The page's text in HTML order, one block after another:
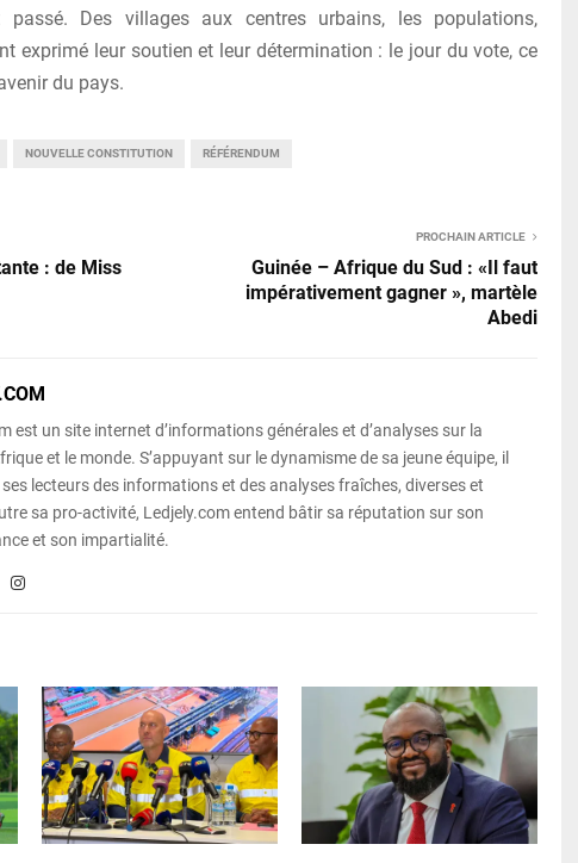
passé. Des villages aux centres urbains, les populations,
exprimé leur soutien et leur détermination : le jour du vote, ce
du pays.
NOUVELLE CONSTITUTION RÉFÉRENDUM
: de Miss
PROCHAIN ARTICLE
Guinée – Afrique du Sud : «Il faut
impérativement gagner », martèle
Abedi
est un site internet d’informations générales et d’analyses sur la
et le monde. S’appuyant sur le dynamisme de sa jeune équipe, il
lecteurs des informations et des analyses fraîches, diverses et
sa pro-activité, Ledjely.com entend bâtir sa réputation sur son
et son impartialité.